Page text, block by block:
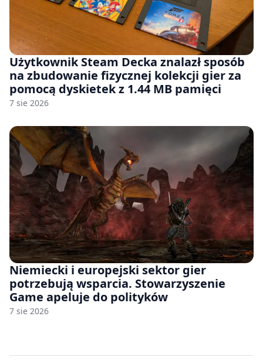
Użytkownik Steam Decka znalazł sposób
na zbudowanie fizycznej kolekcji gier za
pomocą dyskietek z 1.44 MB pamięci
7 sie 2026
Niemiecki i europejski sektor gier
potrzebują wsparcia. Stowarzyszenie
Game apeluje do polityków
7 sie 2026